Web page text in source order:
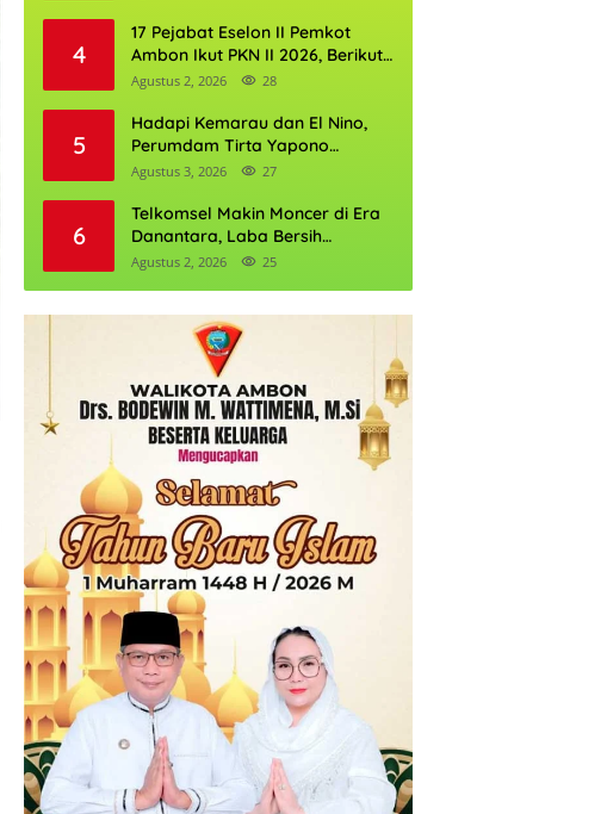
4
17 Pejabat Eselon II Pemkot
Ambon Ikut PKN II 2026, Berikut
Daftarnya
Agustus 2, 2026 28
5
Hadapi Kemarau dan El Nino,
Perumdam Tirta Yapono
Perkuat Cadangan Air Ambon
Agustus 3, 2026 27
6
Telkomsel Makin Moncer di Era
Danantara, Laba Bersih
Semester I 2026 Tembus Rp10,4
Agustus 2, 2026 25